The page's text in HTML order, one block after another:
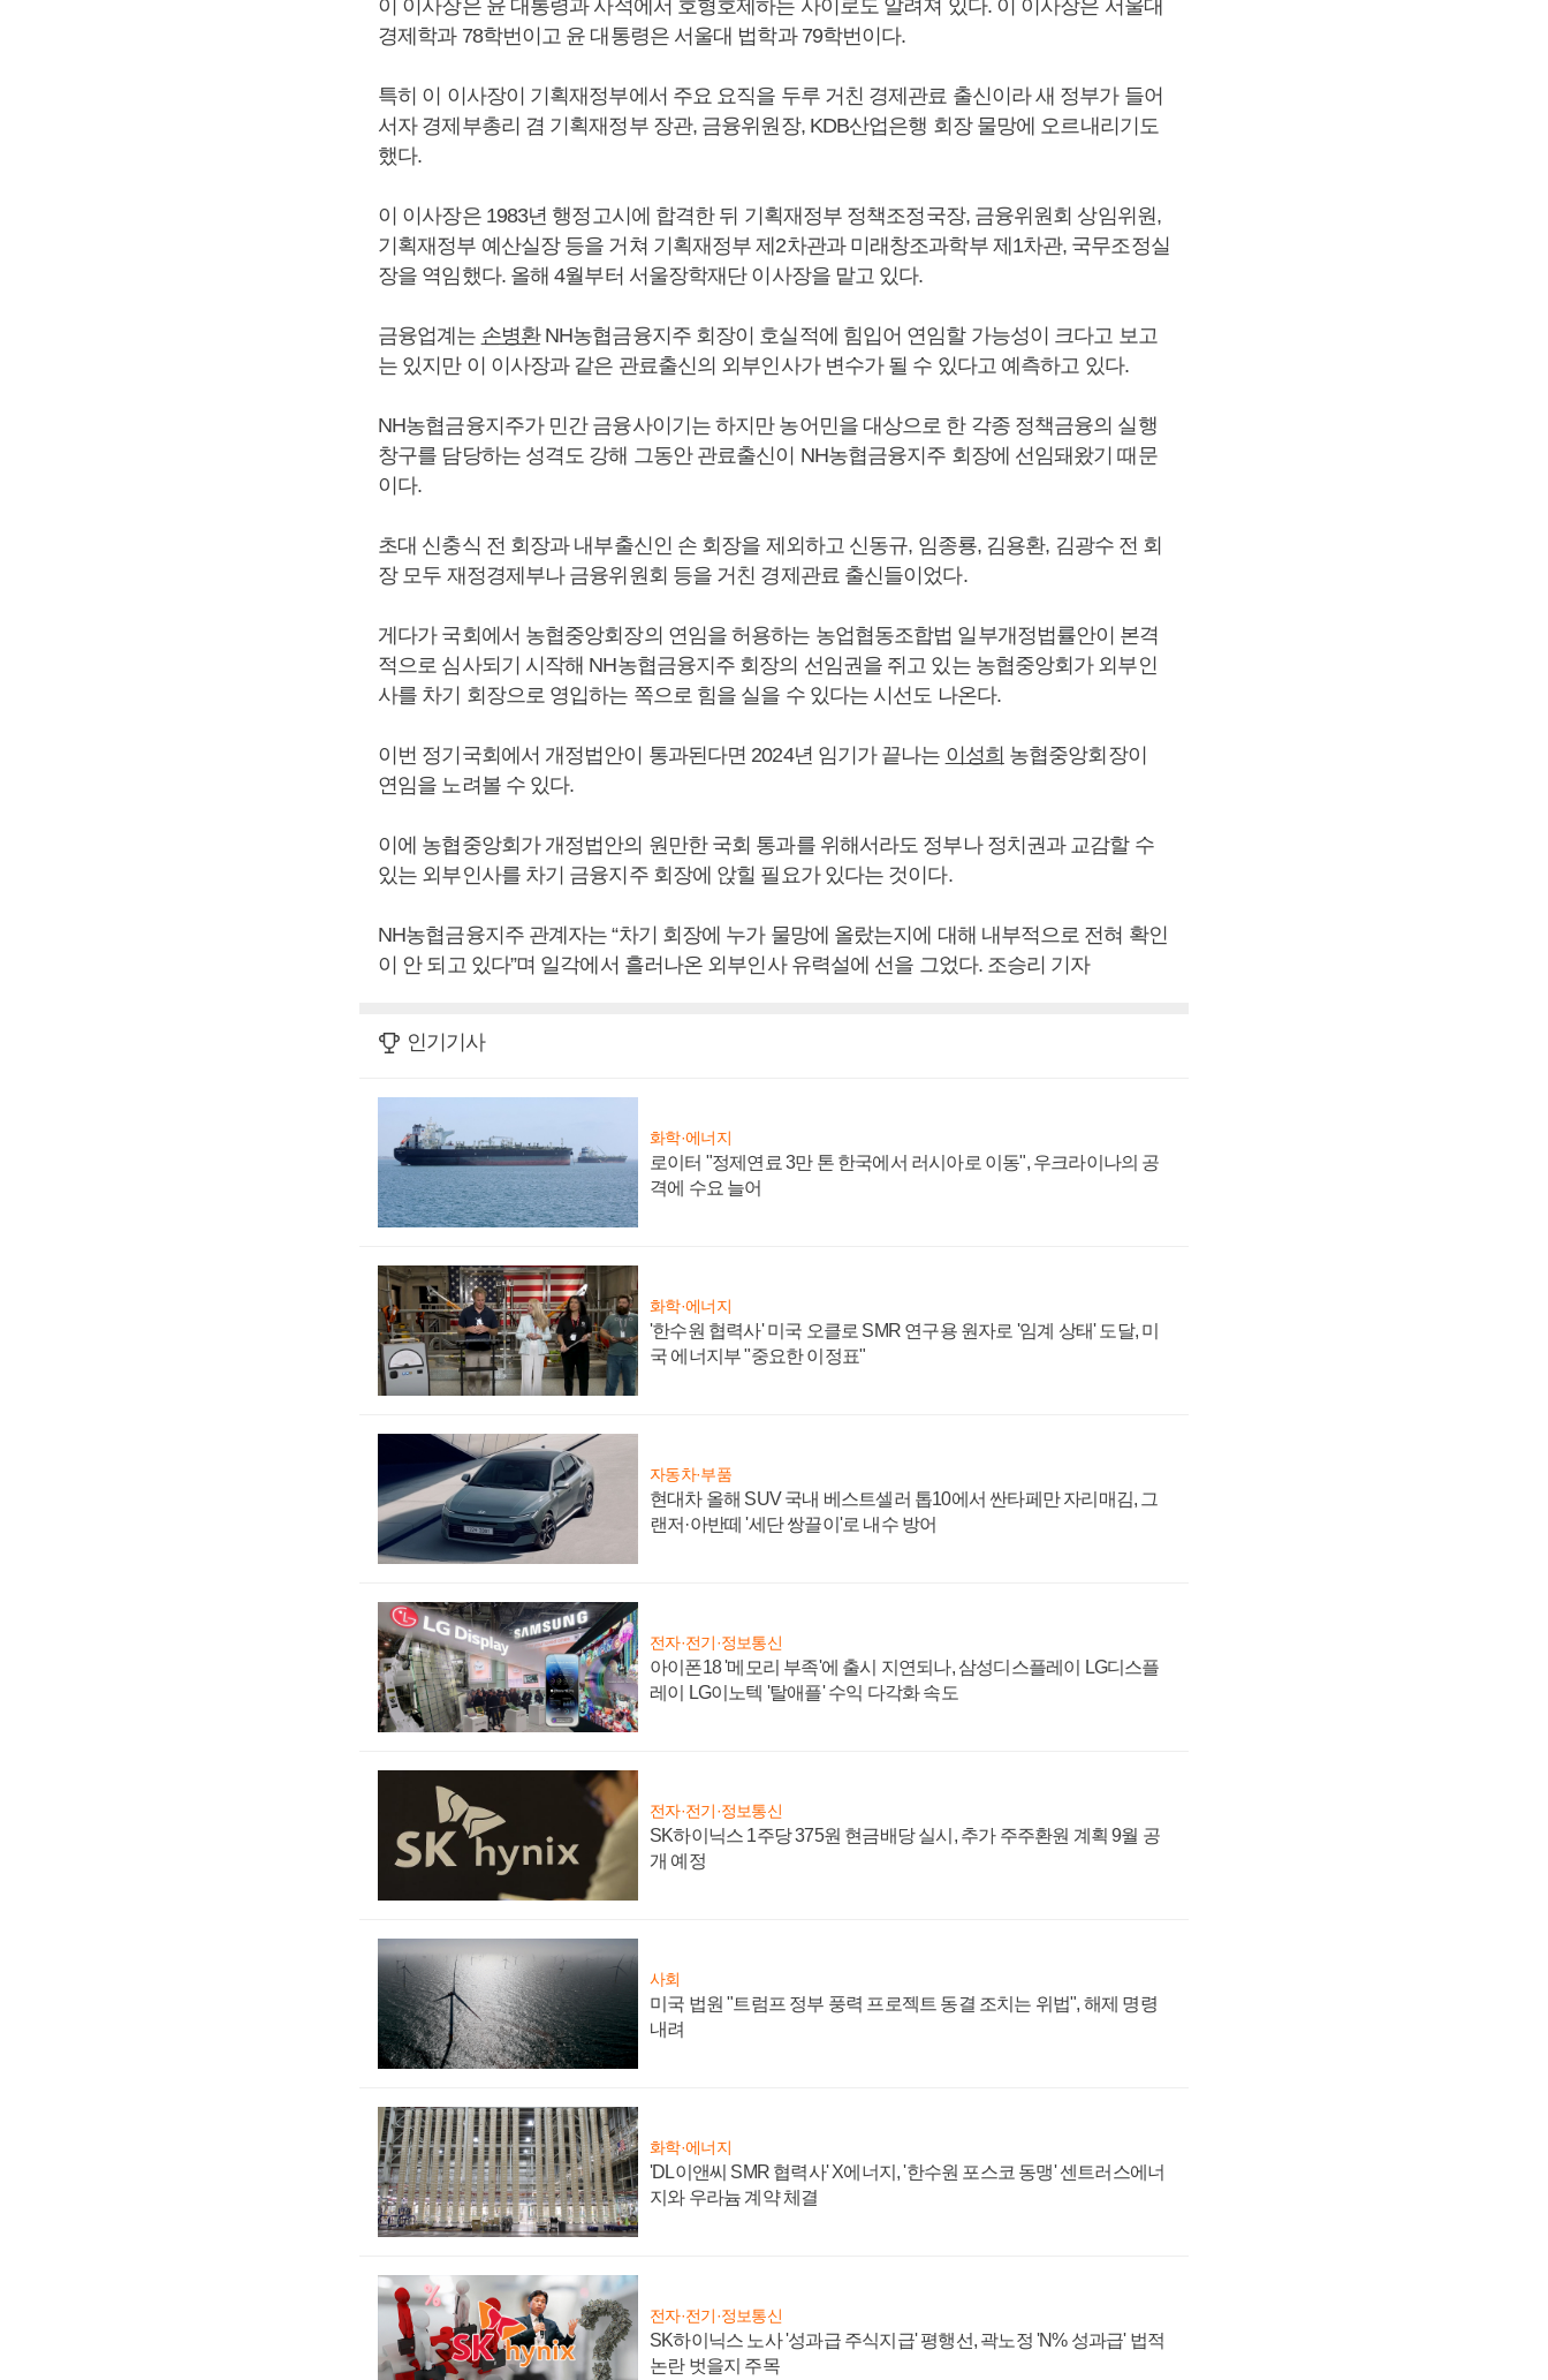
이 이사장은 윤 대통령과 사석에서 호형호제하는 사이로도 알려져 있다. 이 이사장은 서울대
경제학과 78학번이고 윤 대통령은 서울대 법학과 79학번이다.
특히 이 이사장이 기획재정부에서 주요 요직을 두루 거친 경제관료 출신이라 새 정부가 들어
서자 경제부총리 겸 기획재정부 장관, 금융위원장, KDB산업은행 회장 물망에 오르내리기도
했다.
이 이사장은 1983년 행정고시에 합격한 뒤 기획재정부 정책조정국장, 금융위원회 상임위원,
기획재정부 예산실장 등을 거쳐 기획재정부 제2차관과 미래창조과학부 제1차관, 국무조정실
장을 역임했다. 올해 4월부터 서울장학재단 이사장을 맡고 있다.
금융업계는 손병환NH농협금융지주 회장이 호실적에 힘입어 연임할 가능성이 크다고 보고
는 있지만 이 이사장과 같은 관료출신의 외부인사가 변수가 될 수 있다고 예측하고 있다.
NH농협금융지주가 민간 금융사이기는 하지만 농어민을 대상으로 한 각종 정책금융의 실행
창구를 담당하는 성격도 강해 그동안 관료출신이 NH농협금융지주 회장에 선임돼왔기 때문
이다.
초대 신충식 전 회장과 내부출신인 손 회장을 제외하고 신동규, 임종룡, 김용환, 김광수 전 회
장 모두 재정경제부나 금융위원회 등을 거친 경제관료 출신들이었다.
게다가 국회에서 농협중앙회장의 연임을 허용하는 농업협동조합법 일부개정법률안이 본격
적으로 심사되기 시작해 NH농협금융지주 회장의 선임권을 쥐고 있는 농협중앙회가 외부인
사를 차기 회장으로 영입하는 쪽으로 힘을 실을 수 있다는 시선도 나온다.
이번 정기국회에서 개정법안이 통과된다면 2024년 임기가 끝나는 이성희 농협중앙회장이
연임을 노려볼 수 있다.
이에 농협중앙회가 개정법안의 원만한 국회 통과를 위해서라도 정부나 정치권과 교감할 수
있는 외부인사를 차기 금융지주 회장에 앉힐 필요가 있다는 것이다.
NH농협금융지주 관계자는 “차기 회장에 누가 물망에 올랐는지에 대해 내부적으로 전혀 확인
이 안 되고 있다”며 일각에서 흘러나온 외부인사 유력설에 선을 그었다. 조승리 기자
인기기사
화학·에너지
로이터 "정제연료 3만 톤 한국에서 러시아로 이동", 우크라이나의 공
격에 수요 늘어
화학·에너지
'한수원 협력사' 미국 오클로 SMR 연구용 원자로 '임계 상태' 도달, 미
국 에너지부 "중요한 이정표"
자동차·부품
현대차 올해 SUV 국내 베스트셀러 톱10에서 싼타페만 자리매김, 그
랜저·아반떼 '세단 쌍끌이'로 내수 방어
전자·전기·정보통신
아이폰18 '메모리 부족'에 출시 지연되나, 삼성디스플레이 LG디스플
레이 LG이노텍 '탈애플' 수익 다각화 속도
전자·전기·정보통신
SK하이닉스 1주당 375원 현금배당 실시, 추가 주주환원 계획 9월 공
개 예정
사회
미국 법원 "트럼프 정부 풍력 프로젝트 동결 조치는 위법", 해제 명령
내려
화학·에너지
'DL이앤씨 SMR 협력사' X에너지, '한수원 포스코 동맹' 센트러스에너
지와 우라늄 계약 체결
전자·전기·정보통신
SK하이닉스 노사 '성과급 주식지급' 평행선, 곽노정 'N% 성과급' 법적
논란 벗을지 주목